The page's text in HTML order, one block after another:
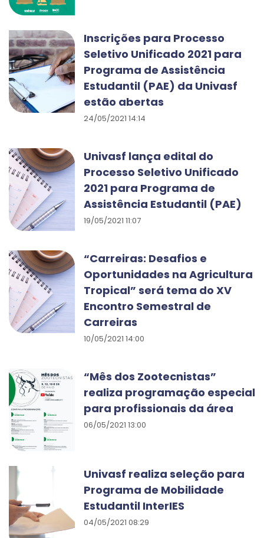
Inscrições para Processo
Seletivo Unificado 2021 para
Programa de Assistência
Estudantil (PAE) da Univasf
estão abertas
24/05/2021 14:14
Univasf lança edital do
Processo Seletivo Unificado
2021 para Programa de
Assistência Estudantil (PAE)
19/05/2021 11:07
“Carreiras: Desafios e
Oportunidades na Agricultura
Tropical” será tema do XV
Encontro Semestral de
Carreiras
10/05/2021 14:00
“Mês dos Zootecnistas”
realiza programação especial
para profissionais da área
06/05/2021 13:00
Univasf realiza seleção para
Programa de Mobilidade
Estudantil InterIES
04/05/2021 08:29